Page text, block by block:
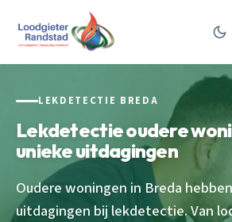
LEKDETECTIE BREDA
Lekdetectie oudere
unieke uitdagingen
Oudere woningen in Breda
uitdagingen bij lekdetectie. Van